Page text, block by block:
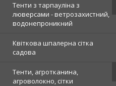
Тенти з тарпауліна з
люверсами - ветрозахистний,
водонепроникний
Квіткова шпалерна сітка
садова
Тенти, агротканина,
агроволокно, сітки